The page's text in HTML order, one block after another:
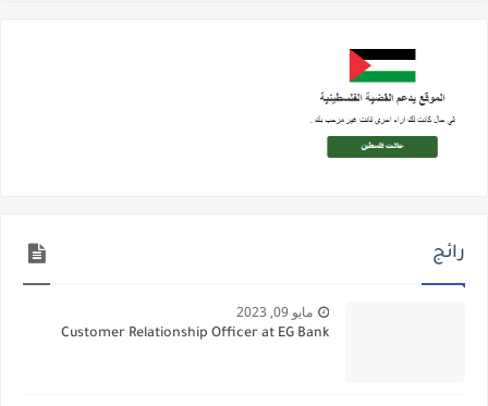
رائج
مايو 09, 2023
Customer Relationship Officer at EG Bank